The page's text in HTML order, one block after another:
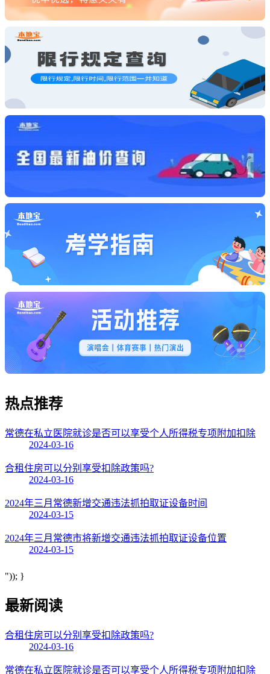
热点推荐
常德在私立医院就诊是否可以享受个人所得税专项附加扣除
2024-03-16
合租住房可以分别享受扣除政策吗?
2024-03-16
2024年三月常德新增交通违法抓拍取证设备时间
2024-03-15
2024年三月常德市将新增交通违法抓拍取证设备位置
2024-03-15
")); }
最新阅读
合租住房可以分别享受扣除政策吗?
2024-03-16
常德在私立医院就诊是否可以享受个人所得税专项附加扣除